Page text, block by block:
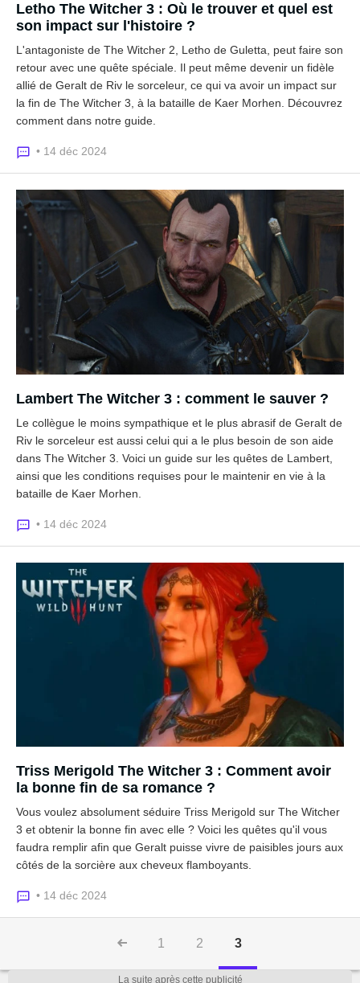
Letho The Witcher 3 : Où le trouver et quel est
son impact sur l'histoire ?
L'antagoniste de The Witcher 2, Letho de Guletta, peut faire son
retour avec une quête spéciale. Il peut même devenir un fidèle
allié de Geralt de Riv le sorceleur, ce qui va avoir un impact sur
la fin de The Witcher 3, à la bataille de Kaer Morhen. Découvrez
comment dans notre guide.
• 14 déc 2024
Lambert The Witcher 3 : comment le sauver ?
Le collègue le moins sympathique et le plus abrasif de Geralt de
Riv le sorceleur est aussi celui qui a le plus besoin de son aide
dans The Witcher 3. Voici un guide sur les quêtes de Lambert,
ainsi que les conditions requises pour le maintenir en vie à la
bataille de Kaer Morhen.
• 14 déc 2024
Triss Merigold The Witcher 3 : Comment avoir
la bonne fin de sa romance ?
Vous voulez absolument séduire Triss Merigold sur The Witcher
3 et obtenir la bonne fin avec elle ? Voici les quêtes qu'il vous
faudra remplir afin que Geralt puisse vivre de paisibles jours aux
côtés de la sorcière aux cheveux flamboyants.
• 14 déc 2024
1 2 3